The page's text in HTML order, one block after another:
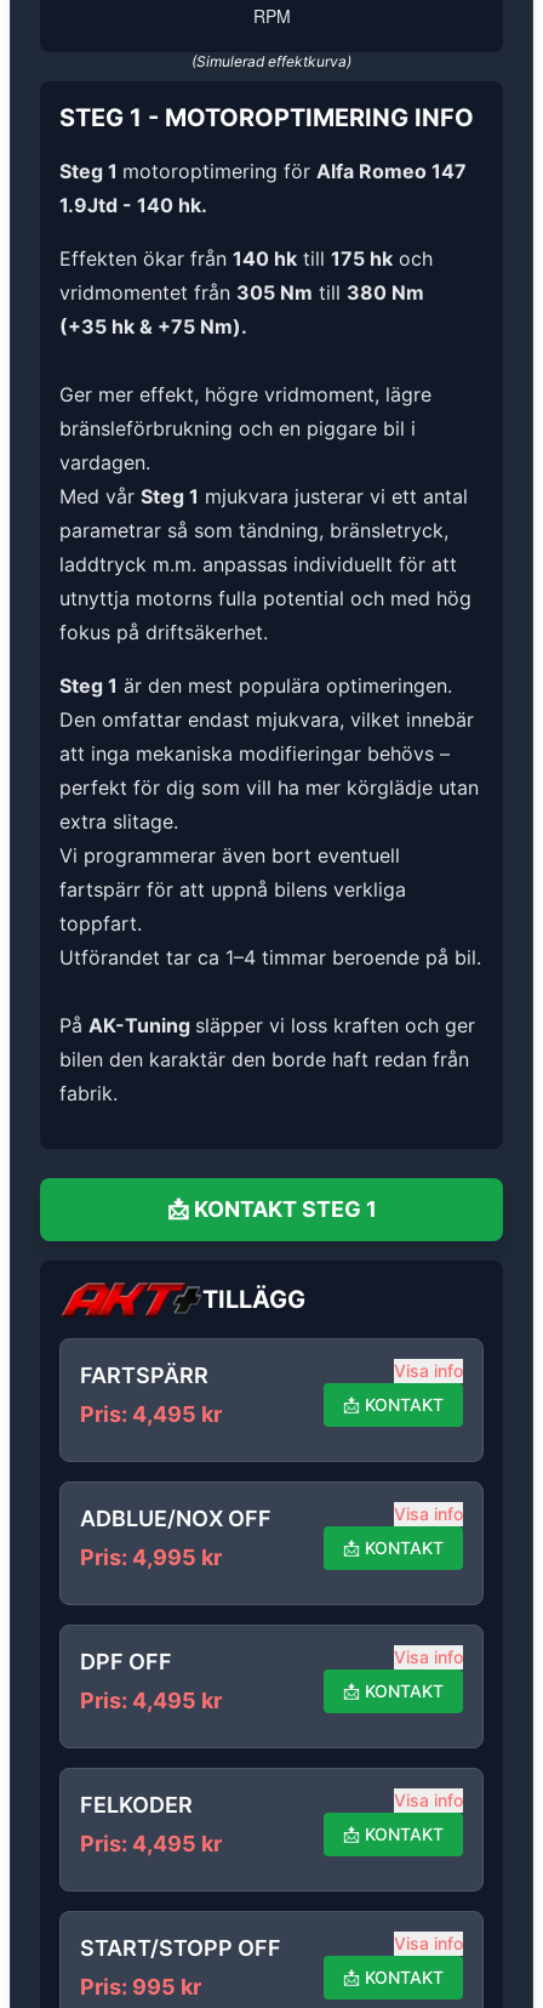
(Simulerad effektkurva)
STEG 1 - MOTOROPTIMERING INFO
Steg 1 motoroptimering för Alfa Romeo 147
1.9Jtd - 140 hk.
Effekten ökar från 140 hk till 175 hk och
vridmomentet från 305 Nm till 380 Nm
(+35 hk & +75 Nm).
Ger mer effekt, högre vridmoment, lägre
bränsleförbrukning och en piggare bil i
vardagen.
Med vår Steg 1 mjukvara justerar vi ett antal
parametrar så som tändning, bränsletryck,
laddtryck m.m. anpassas individuellt för att
utnyttja motorns fulla potential och med hög
fokus på driftsäkerhet.
Steg 1 är den mest populära optimeringen.
Den omfattar endast mjukvara, vilket innebär
att inga mekaniska modifieringar behövs –
perfekt för dig som vill ha mer körglädje utan
extra slitage.
Vi programmerar även bort eventuell
fartspärr för att uppnå bilens verkliga
toppfart.
Utförandet tar ca 1–4 timmar beroende på bil.
På AK-Tuning släpper vi loss kraften och ger
bilen den karaktär den borde haft redan från
fabrik.
📩 KONTAKT STEG 1
TILLÄGG
FARTSPÄRR
Pris: 4,495 kr
Visa info
📩 KONTAKT
ADBLUE/NOX OFF
Pris: 4,995 kr
Visa info
📩 KONTAKT
DPF OFF
Pris: 4,495 kr
Visa info
📩 KONTAKT
FELKODER
Pris: 4,495 kr
Visa info
📩 KONTAKT
START/STOPP OFF
Pris: 995 kr
Visa info
📩 KONTAKT